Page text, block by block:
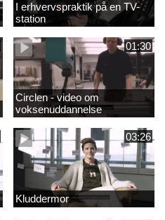
I erhvervspraktik på en TV-
station
01:30
Circlen - video om
voksenuddannelse
03:26
Kluddermor